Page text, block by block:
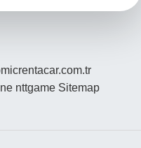
nttgame Sitemap